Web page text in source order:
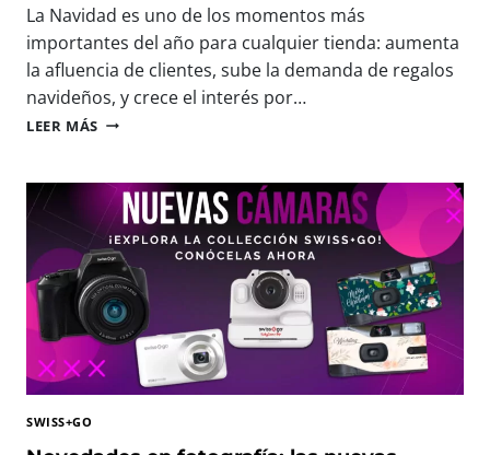
F
R
U
T
A
R
D
M
O
M
E
N
T
O
E
E
N
P
H
O
O
R
U
M
F
E
S
T
La Navidad es uno de los momentos más
importantes del año para cualquier tienda: aumenta
la afluencia de clientes, sube la demanda de regalos
navideños, y crece el interés por…
LEER MÁS 🎄
E
A
S
M
I
N
I
C
Á
R
SWISS+GO